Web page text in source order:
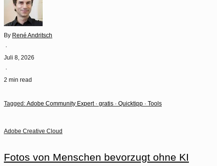
By René Andritsch
·
Juli 8, 2026
·
2 min read
Tagged: Adobe Community Expert· gratis · Quicktipp · Tools
Adobe Creative Cloud
Fotos von Menschen bevorzugt ohne KI